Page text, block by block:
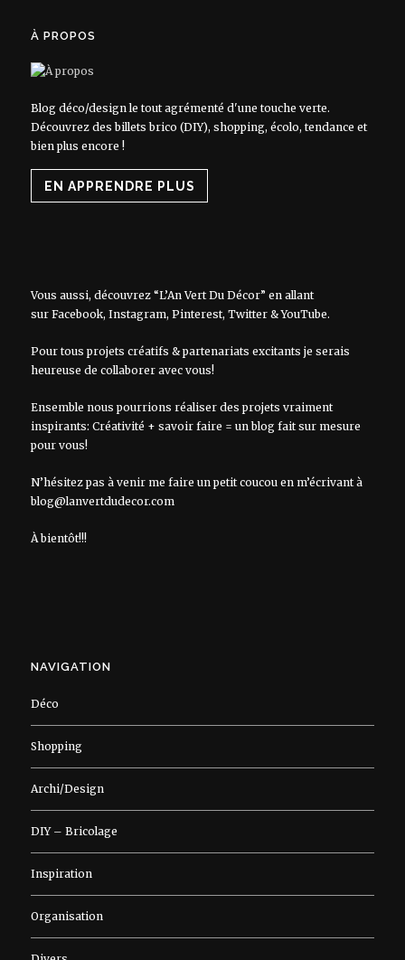
À PROPOS
Blog déco/design le tout agrémenté d'une touche verte.
Découvrez des billets brico (DIY), shopping, écolo, tendance et
bien plus encore !
EN APPRENDRE PLUS
Vous aussi, découvrez “L’An Vert Du Décor” en allant
sur Facebook, Instagram, Pinterest, Twitter&YouTube.
Pour tous projets créatifs & partenariats excitants je serais
heureuse de collaborer avec vous!
Ensemble nous pourrions réaliser des projets vraiment
inspirants: Créativité + savoir faire = un blog fait sur mesure
pour vous!
N’hésitez pas à venir me faire un petit coucou en m’écrivant à
blog@lanvertdudecor.com
À bientôt!!!
NAVIGATION
Déco
Shopping
Archi/Design
DIY – Bricolage
Inspiration
Organisation